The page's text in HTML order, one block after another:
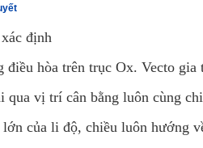
định
điều hòa trên trục Ox. Vecto
qua vị trí cân bằng luôn cùng
của li độ, chiều luôn hướng